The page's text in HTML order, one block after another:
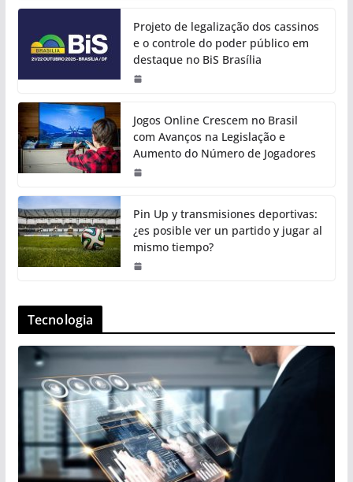
Projeto de legalização dos cassinos
e o controle do poder público em
destaque no BiS Brasília
Jogos Online Crescem no Brasil
com Avanços na Legislação e
Aumento do Número de Jogadores
Pin Up y transmisiones deportivas:
¿es posible ver un partido y jugar al
mismo tiempo?
Tecnologia